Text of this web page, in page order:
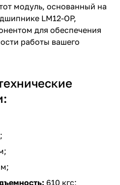
модуль, основанный на
LM12-OP,
для обеспечения
работы вашего
610 кгс;